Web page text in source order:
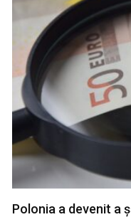
Polonia a devenit a